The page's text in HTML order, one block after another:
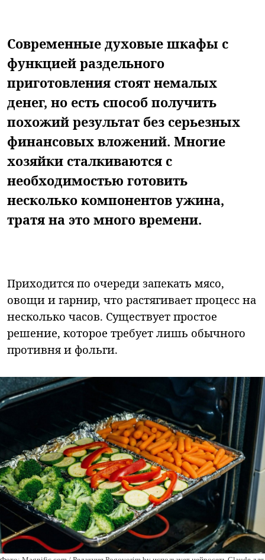
Современные духовые шкафы с
функцией раздельного
приготовления стоят немалых
денег, но есть способ получить
похожий результат без серьезных
финансовых вложений. Многие
хозяйки сталкиваются с
необходимостью готовить
несколько компонентов ужина,
тратя на это много времени.
Приходится по очереди запекать мясо,
овощи и гарнир, что растягивает процесс на
несколько часов. Существует простое
решение, которое требует лишь обычного
противня и фольги.